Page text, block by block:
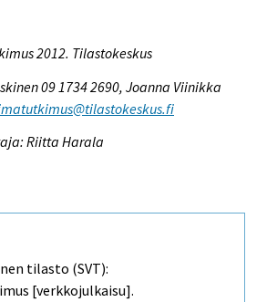
2012. Tilastokeskus
09 1734 2690, Joanna Viinikka
Riitta Harala
tilasto (SVT):
[verkkojulkaisu].